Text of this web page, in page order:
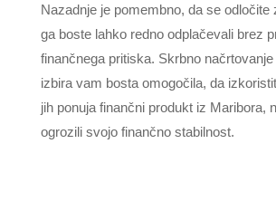
Nazadnje je pomembno, da se odločite
ga boste lahko redno odplačevali brez
finančnega pritiska. Skrbno
izbira vam bosta omogočila, da
jih ponuja finančni produkt iz Maribora,
ogrozili svojo finančno stabilnost.